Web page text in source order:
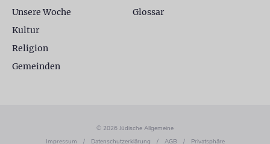
Unsere Woche
Kultur
Religion
Gemeinden
Glossar
© 2026 Jüdische Allgemeine
Impressum
/ Datenschutzerklärung / AGB / Privatsphäre